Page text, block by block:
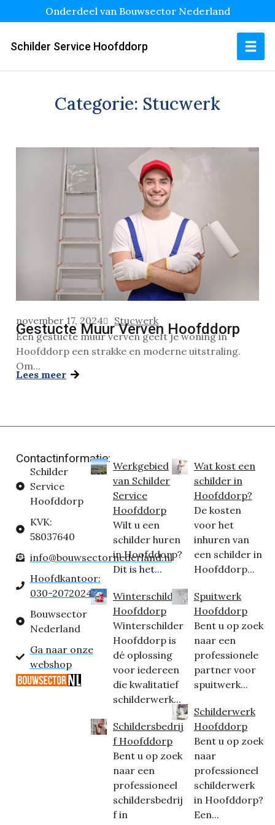
Onderdeel van Bouwsector Nederland
Schilder Service Hoofddorp
Categorie: Stucwerk
november 17, 2024 Stucwerk
Gestucte Muur Verven Hoofddorp
Een gestucte muur verven geeft je woning in
Hoofddorp een strakke en moderne uitstraling.
Om...
Lees meer
Contactinformatie:
Schilder
Service
Hoofddorp
KVK:
58037640
info@bouwsectornederland.nl
Hoofdkantoor:
030-2072024
Bouwsector
Nederland
Ga naar onze
webshop
Werkgebied
van Schilder
Service
Hoofddorp
Wilt u een
schilder huren
in Hoofddorp?
Dit is het...
Winterschilder
Hoofddorp
Winterschilder
Hoofddorp is
dé oplossing
voor iedereen
die kwalitatief
schilderwerk...
Schildersbedrij
f Hoofddorp
Bent u op zoek
naar een
professioneel
schildersbedrij
f in
Wat kost een
schilder in
Hoofddorp?
De kosten
voor het
inhuren van
een schilder in
Hoofddorp...
Spuitwerk
Hoofddorp
Bent u op zoek
naar een
professionele
partner voor
spuitwerk...
Schilderwerk
Hoofddorp
Bent u op zoek
naar
professioneel
schilderwerk
in Hoofddorp?
Een...